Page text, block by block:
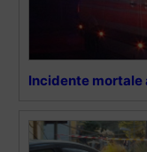
Incidente mortale